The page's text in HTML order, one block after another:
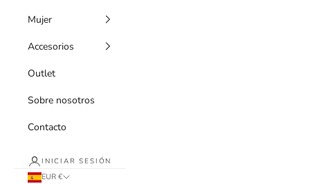
Mujer
Accesorios
Outlet
Sobre nosotros
Contacto
INICIAR SESIÓN
EUR €